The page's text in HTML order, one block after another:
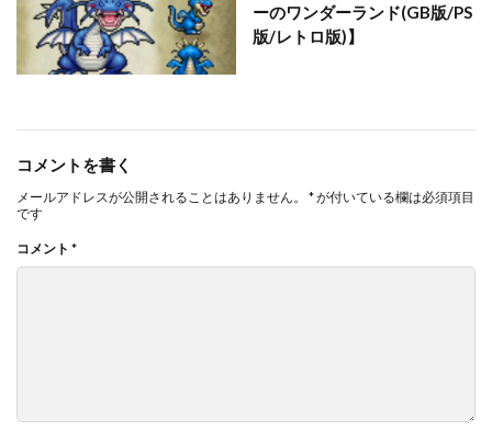
ーのワンダーランド(GB版/PS
版/レトロ版)】
コメントを書く
メールアドレスが公開されることはありません。 *が付いている欄は必須項目
です
コメント *